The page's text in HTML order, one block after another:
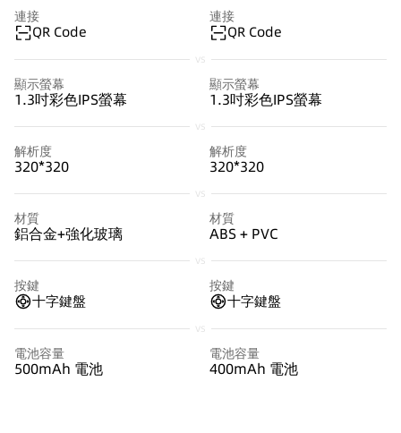
連接
QR Code
連接
QR Code
vs
顯示螢幕
1.3吋彩色IPS螢幕
顯示螢幕
1.3吋彩色IPS螢幕
vs
解析度
320*320
解析度
320*320
vs
材質
鋁合金+強化玻璃
材質
ABS + PVC
vs
按鍵
十字鍵盤
按鍵
十字鍵盤
vs
電池容量
500mAh 電池
電池容量
400mAh 電池